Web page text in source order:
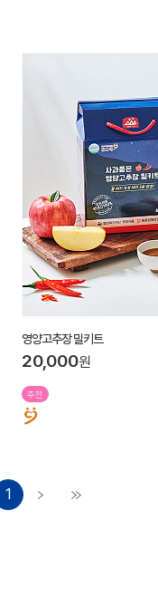
영양고추장 밀키트
20,000원
추천
1